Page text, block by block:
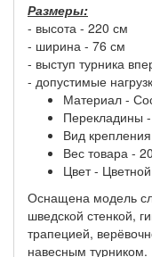
Размеры:
- высота - 220 см
- ширина - 76 см
- выступ турника
- допустимые
Материал -
Перекладины
Вид
Вес товара -
Цвет - Цветной
Оснащена модель
шведской стенкой,
трапецией,
навесным турником.